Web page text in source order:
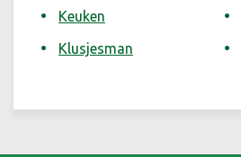
Keuken
Klusjesman